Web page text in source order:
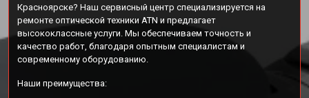
Красноярске? Наш сервисный центр специализируется на
ремонте оптической техники ATN и предлагает
высококлассные услуги. Мы обеспечиваем точность и
качество работ, благодаря опытным специалистам и
современному оборудованию.
Наши преимущества: